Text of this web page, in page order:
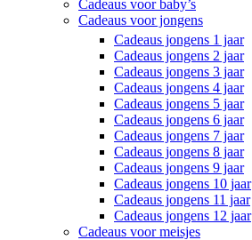
Cadeaus voor baby’s
Cadeaus voor jongens
Cadeaus jongens 1 jaar
Cadeaus jongens 2 jaar
Cadeaus jongens 3 jaar
Cadeaus jongens 4 jaar
Cadeaus jongens 5 jaar
Cadeaus jongens 6 jaar
Cadeaus jongens 7 jaar
Cadeaus jongens 8 jaar
Cadeaus jongens 9 jaar
Cadeaus jongens 10 jaar
Cadeaus jongens 11 jaar
Cadeaus jongens 12 jaar
Cadeaus voor meisjes